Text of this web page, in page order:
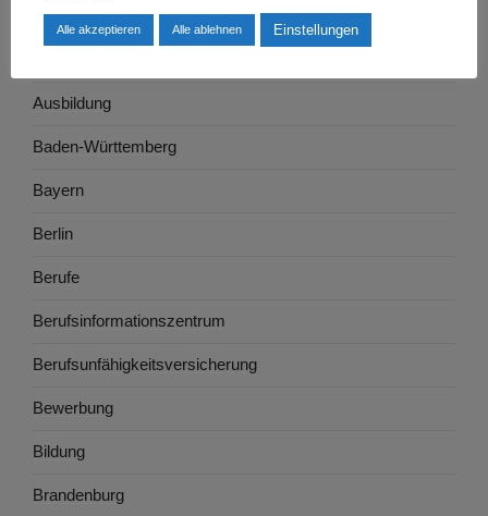
Arbeitswelt
Ausbildung
Baden-Württemberg
Bayern
Berlin
Berufe
Berufsinformationszentrum
Berufsunfähigkeitsversicherung
Bewerbung
Bildung
Brandenburg
Alle akzeptieren Alle ablehnen Einstellungen